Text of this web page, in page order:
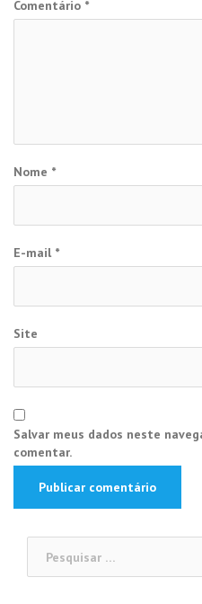
Comentário *
Nome *
E-mail *
Site
Salvar meus dados neste
comentar.
por: